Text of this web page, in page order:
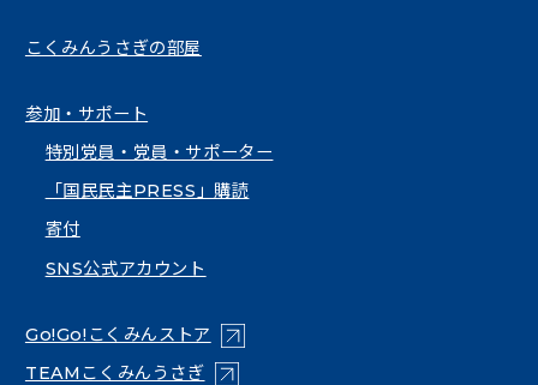
こくみんうさぎの部屋
参加・サポート
特別党員・党員・サポーター
「国民民主PRESS」購読
寄付
SNS公式アカウント
Go!Go!こくみんストア （新しいタブで開く）
TEAMこくみんうさぎ（新しいタブで開く）